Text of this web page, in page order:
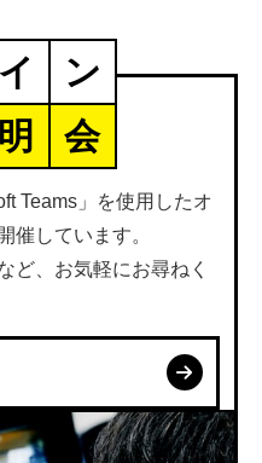
イ
ン
明 会
Teams」を使用したオ
催しています。
ど、お気軽にお尋ねく